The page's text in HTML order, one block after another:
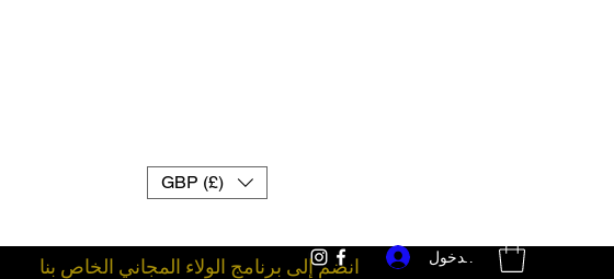
GBP (£)
تسجيل الدخول انضم إلى برنامج الولاء المجاني الخاص بنا